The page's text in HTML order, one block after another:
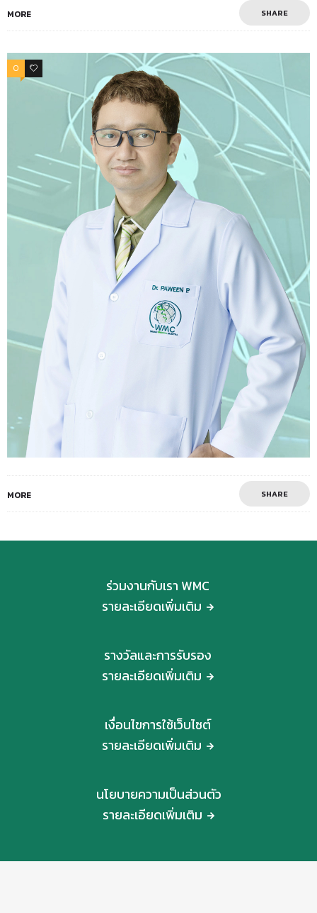
MORE SHARE
0 0
MORE SHARE
ร่วมงานกับเรา WMC
รายละเอียดเพิ่มเติม
รางวัลและการรับรอง
รายละเอียดเพิ่มเติม
เงื่อนไขการใช้เว็บไซต์
รายละเอียดเพิ่มเติม
นโยบายความเป็นส่วนตัว
รายละเอียดเพิ่มเติม